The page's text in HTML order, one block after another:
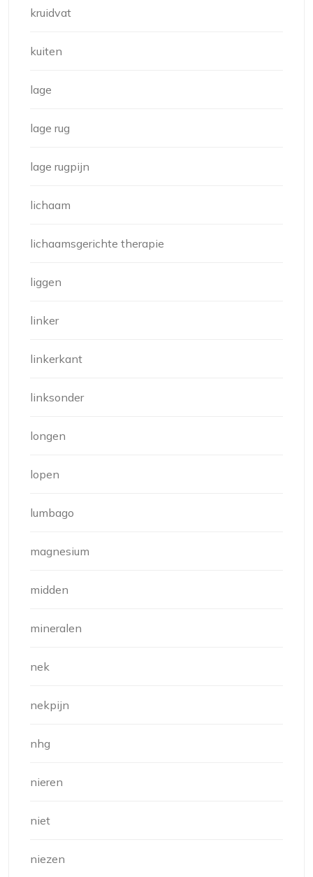
kruidvat
kuiten
lage
lage rug
lage rugpijn
lichaam
lichaamsgerichte therapie
liggen
linker
linkerkant
linksonder
longen
lopen
lumbago
magnesium
midden
mineralen
nek
nekpijn
nhg
nieren
niet
niezen